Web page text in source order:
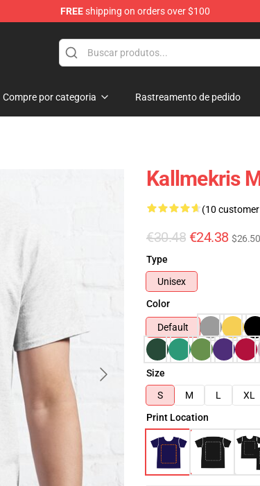
FREEshipping on orders over $100
Compre por categoria Rastreamento de pedido
Kallmekris
(10
€30.48 €24.38 $26.50
Type
Unisex
Color
Default
Size
S
M L XL
Print Location